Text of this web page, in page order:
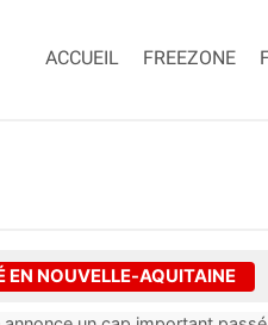
ACCUEIL FREEZONE
EN NOUVELLE-AQUITAINE